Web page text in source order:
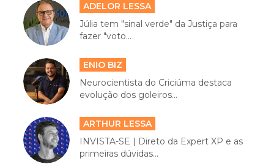
ADELOR LESSA
Júlia tem "sinal verde" da Justiça para
fazer "voto...
ENIO BIZ
Neurocientista do Criciúma destaca
evolução dos goleiros...
ARTHUR LESSA
INVISTA-SE | Direto da Expert XP e as
primeiras dúvidas...